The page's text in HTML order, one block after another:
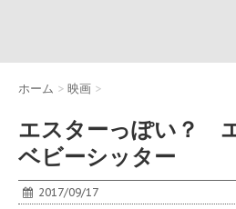
ホーム > 映画 >
エスターっぽい？
ベビーシッター
2017/09/17